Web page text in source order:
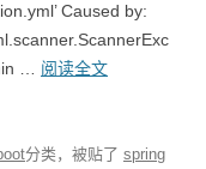
Caused by:
… 阅读全文
分类，被贴了 spring